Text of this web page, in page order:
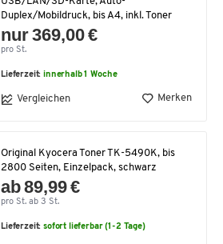
Duplex/Mobildruck, bis A4, inkl. Toner
nur 369,00 €
pro St.
Lieferzeit:innerhalb 1 Woche
Vergleichen Merken
Original Kyocera Toner TK-5490K, bis
2800 Seiten, Einzelpack, schwarz
ab 89,99 €
pro St. ab 3 St.
Lieferzeit:sofort lieferbar (1-2 Tage)